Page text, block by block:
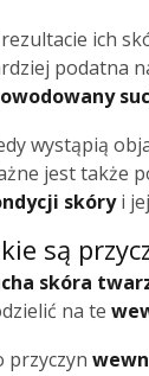
ich
podatna
wystąpią
jest także
skóryi jej
są
skóra
na te
przyczyn